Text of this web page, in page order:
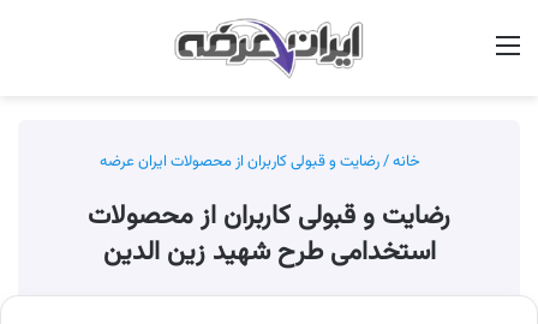
خانه/رضایت و قبولی کاربران از محصولات ایران عرضه
رضایت و قبولی کاربران از محصولات
استخدامی طرح شهید زین الدین